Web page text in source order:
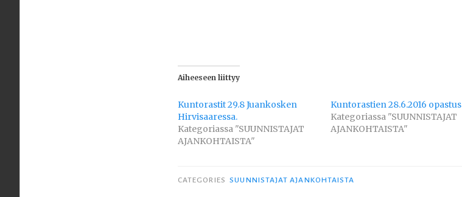
Aiheeseen liittyy
Kuntorastit 29.8 Juankosken
Hirvisaaressa.
Kategoriassa "SUUNNISTAJAT
AJANKOHTAISTA"
Kuntorastien 28.6.2016 opastus
Kategoriassa "SUUNNISTAJAT
AJANKOHTAISTA"
CATEGORIES SUUNNISTAJAT AJANKOHTAISTA